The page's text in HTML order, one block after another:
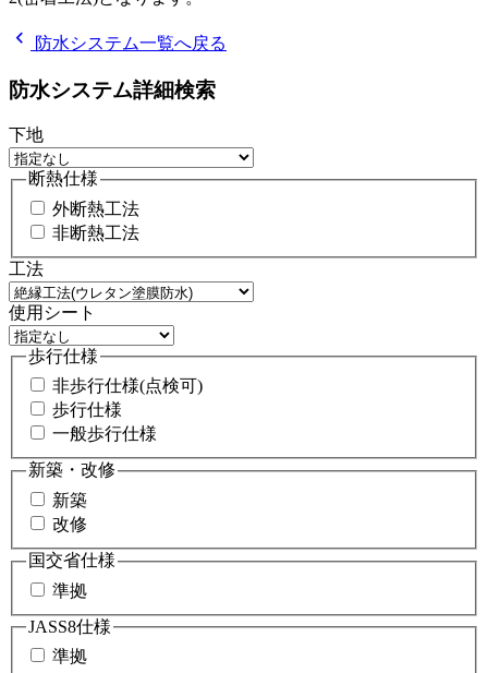
chevron_left 防水システム一覧へ戻る
防水システム詳細検索
下地
断熱仕様
外断熱工法
非断熱工法
工法
使用シート
歩行仕様
非歩行仕様(点検可)
歩行仕様
一般歩行仕様
新築・改修
新築
改修
国交省仕様
準拠
JASS8仕様
準拠